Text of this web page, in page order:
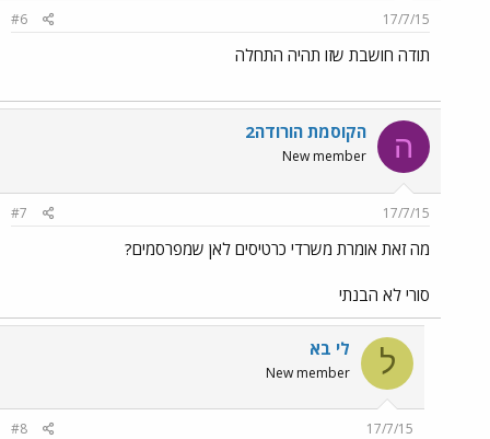
17/7/15
#6
תודה חושבת שזו תהיה התחלה
ה הקוסמת הורודה2
New member
17/7/15
#7
מה זאת אומרת משרדי כרטיסים לאן שמפרסמים?
סורי לא הבנתי
ל לי בא
New member
17/7/15
#8